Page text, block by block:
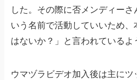
した。その際に否メンディーさ
いう名前で活動していいため
はないか？」と言われているよ
ウマヅラビデオ加入後は主にツ